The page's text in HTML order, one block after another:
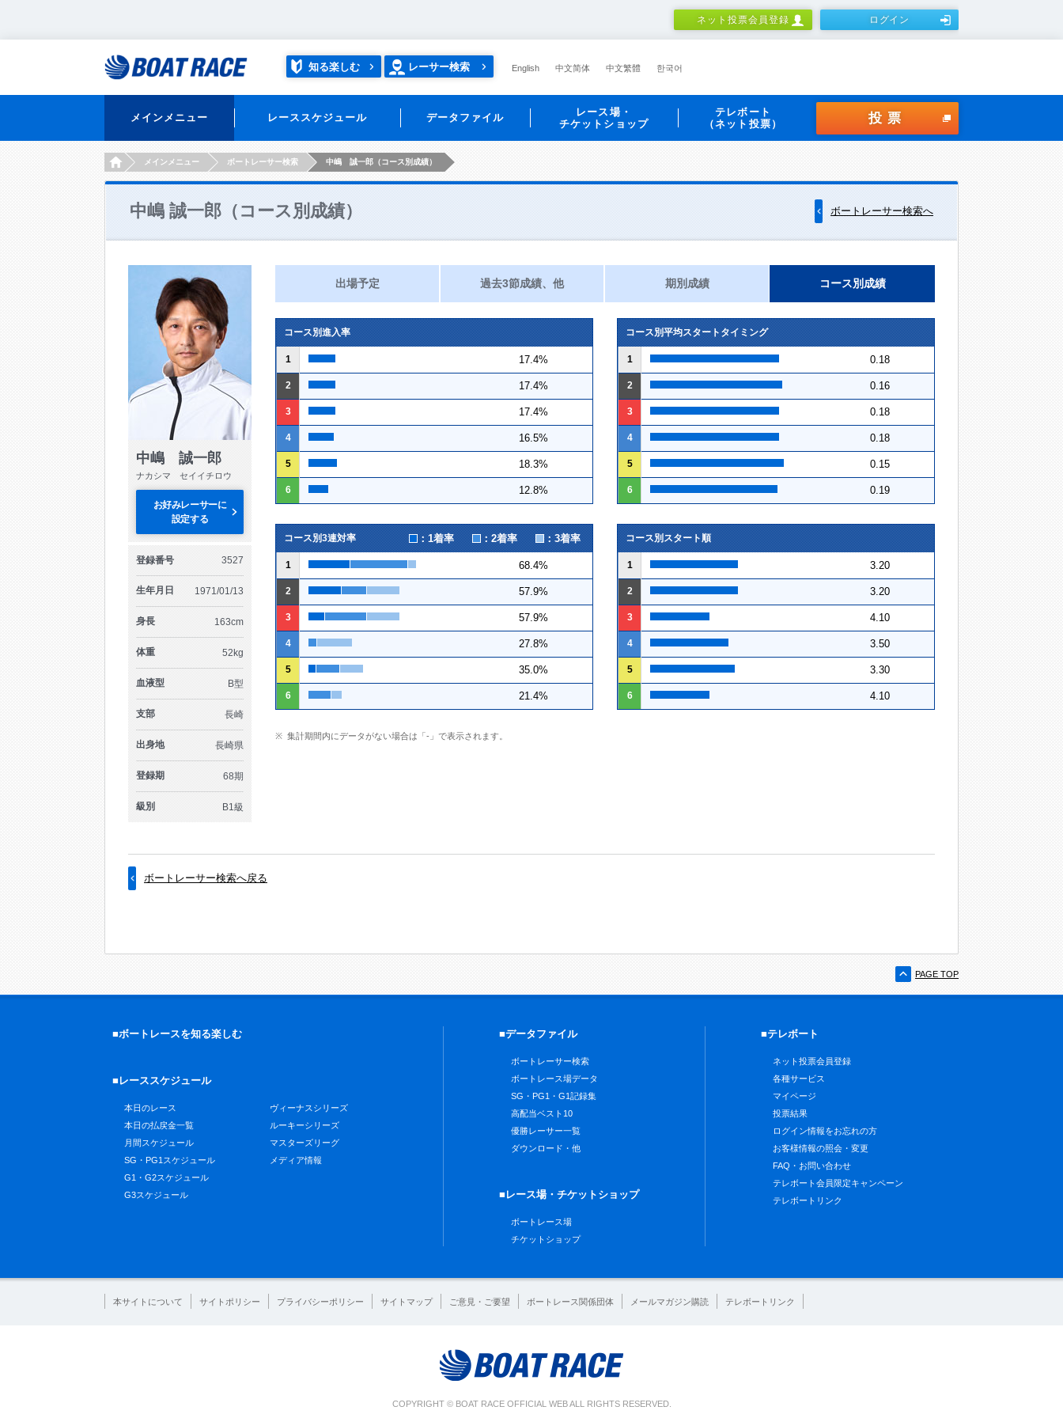
ネット投票会員登録 ログイン
知る楽しむ レーサー検索 English 中文简体 中文繁體 한국어
メインメニュー レーススケジュール データファイル
レース場・
チケットショップ
テレボート
（ネット投票）
投票
HOMEメインメニュー ボートレーサー検索 中嶋 誠一郎（コース別成績）
中嶋 誠一郎（コース別成績） ボートレーサー検索へ
中嶋 誠一郎
ナカシマ セイイチロウ
お好みレーサーに
設定する
登録番号 3527
生年月日 1971/01/13
身長 163cm
体重 52kg
血液型 B型
支部 長崎
出身地 長崎県
登録期 68期
級別 B1級
出場予定 過去3節成績、他 期別成績 コース別成績
コース別進入率
1 17.4%
2 17.4%
3 17.4%
4 16.5%
5 18.3%
6 12.8%
コース別3連対率 ：1着率 ：2着率 ：3着率
1 68.4%
2 57.9%
3 57.9%
4 27.8%
5 35.0%
6 21.4%
コース別平均スタートタイミング
1 0.18
2 0.16
3 0.18
4 0.18
5 0.15
6 0.19
コース別スタート順
1 3.20
2 3.20
3 4.10
4 3.50
5 3.30
6 4.10
集計期間内にデータがない場合は「-」で表示されます。
ボートレーサー検索へ戻る
PAGE TOP
■ボートレースを知る楽しむ
■レーススケジュール
本日のレース
本日の払戻金一覧
月間スケジュール
SG・PG1スケジュール
G1・G2スケジュール
G3スケジュール
ヴィーナスシリーズ
ルーキーシリーズ
マスターズリーグ
メディア情報
■データファイル
ボートレーサー検索
ボートレース場データ
SG・PG1・G1記録集
高配当ベスト10
優勝レーサー一覧
ダウンロード・他
■レース場・チケットショップ
ボートレース場
チケットショップ
■テレボート
ネット投票会員登録
各種サービス
マイページ
投票結果
ログイン情報をお忘れの方
お客様情報の照会・変更
FAQ・お問い合わせ
テレボート会員限定キャンペーン
テレボートリンク
本サイトについて サイトポリシー プライバシーポリシー サイトマップ ご意見・ご要望 ボートレース関係団体 メールマガジン購読 テレボートリンク
COPYRIGHT © BOAT RACE OFFICIAL WEB ALL RIGHTS RESERVED.